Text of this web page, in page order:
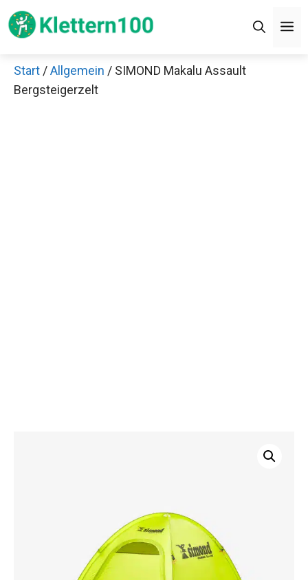
Zum
Inhalt
Start /Allgemein / SIMOND Makalu Assault
Bergsteigerzelt